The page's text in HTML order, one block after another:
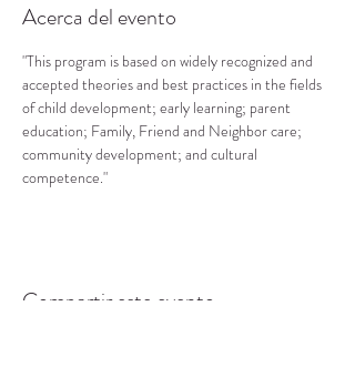
Acerca del evento
"This program is based on widely recognized and
accepted theories and best practices in the fields
of child development; early learning; parent
education; Family, Friend and Neighbor care;
community development; and cultural
competence."
Compartir este evento